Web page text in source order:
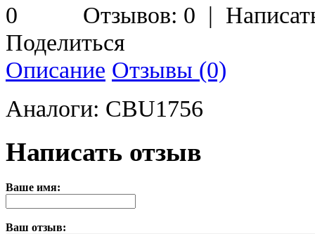
Отзывов: 0 |
Поделиться
Описание Отзывы (0)
Аналоги: CBU1756
Написать отзыв
Ваше имя:
Ваш отзыв: